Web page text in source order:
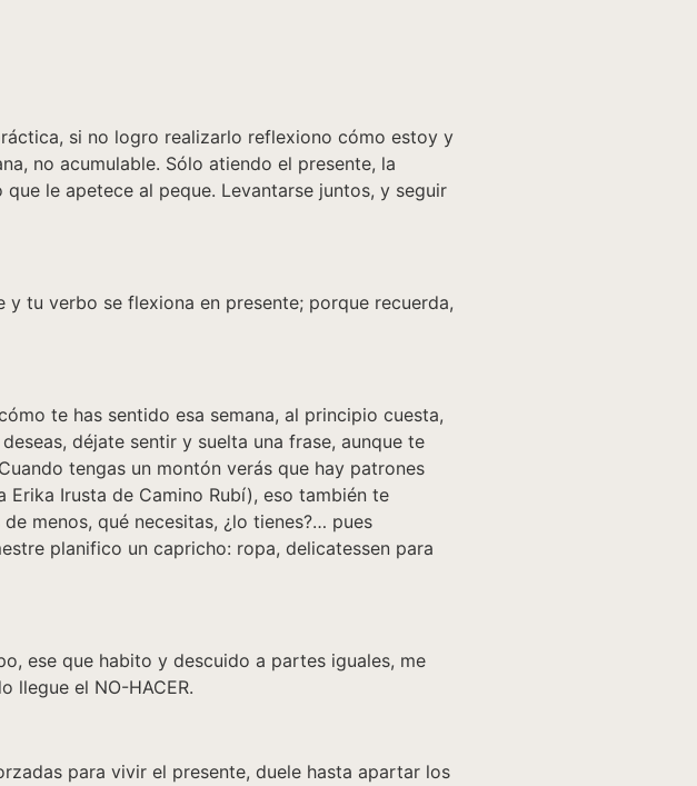
si no logro realizarlo reflexiono cómo estoy y
no acumulable. Sólo atiendo el presente, la
le apetece al peque. Levantarse juntos, y seguir
tu verbo se flexiona en presente; porque recuerda,
te has sentido esa semana, al principio cuesta,
déjate sentir y suelta una frase, aunque te
tengas un montón verás que hay patrones
Irusta de Camino Rubí), eso también te
menos, qué necesitas, ¿lo tienes?… pues
planifico un capricho: ropa, delicatessen para
ese que habito y descuido a partes iguales, me
llegue el NO-HACER.
para vivir el presente, duele hasta apartar los